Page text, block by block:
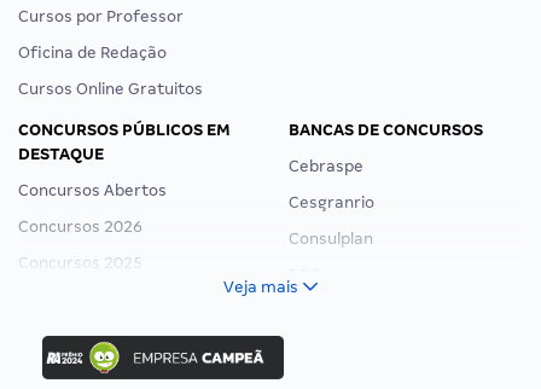
Cursos por Professor
Oficina de Redação
Cursos Online Gratuitos
CONCURSOS PÚBLICOS EM
DESTAQUE
Concursos Abertos
Concursos 2026
Concursos 2025
Concurso Ibama
Concurso MPU
BANCAS DE CONCURSOS
Cebraspe
Cesgranrio
Consulplan
Veja mais